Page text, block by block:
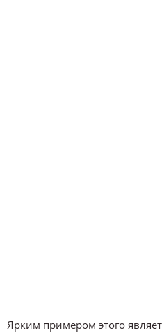
Ярким примером этого